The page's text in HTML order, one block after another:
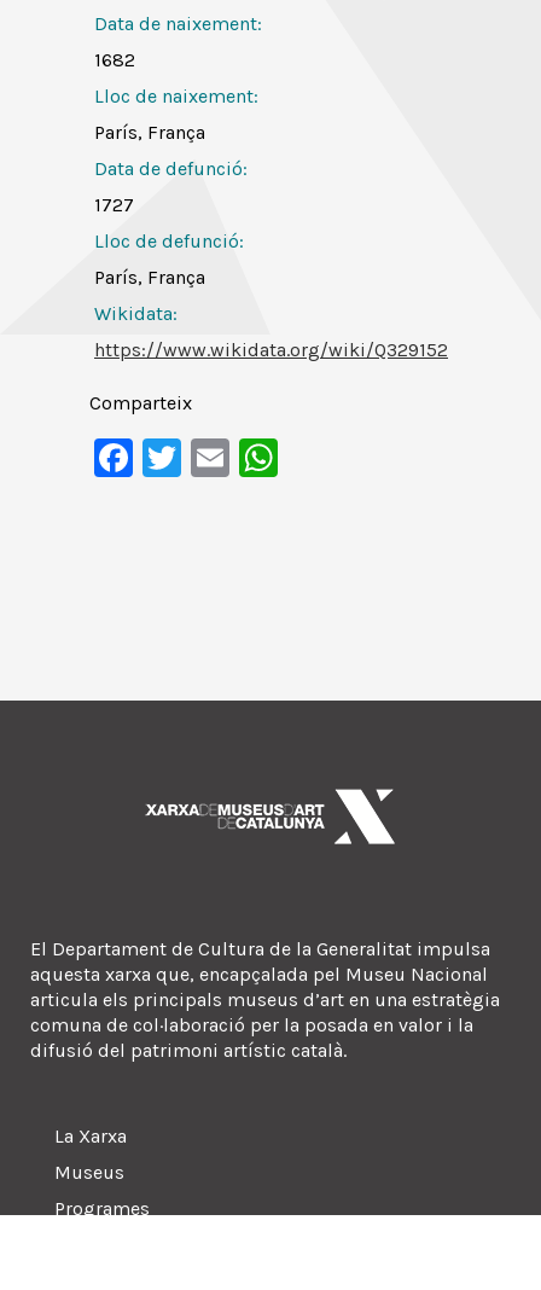
Data de naixement:
1682
Lloc de naixement:
París, França
Data de defunció:
1727
Lloc de defunció:
París, França
Wikidata:
https://www.wikidata.org/wiki/Q329152
Comparteix
Facebook
Twitter
Email
El Departament de Cultura de la Generalitat impulsa
aquesta xarxa que, encapçalada pel Museu Nacional
articula els principals museus d’art en una estratègia
comuna de col·laboració per la posada en valor i la
difusió del patrimoni artístic català.
La Xarxa
Museus
Programes